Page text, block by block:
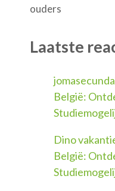
ouders
Laatste
België:
Dino
België: